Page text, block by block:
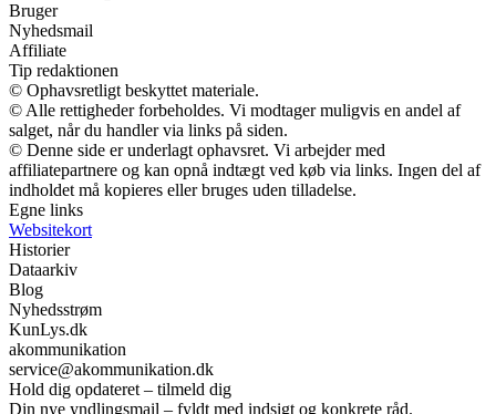
Bruger
Nyhedsmail
Affiliate
Tip redaktionen
© Ophavsretligt beskyttet materiale.
© Alle rettigheder forbeholdes. Vi modtager muligvis en andel af
salget, når du handler via links på siden.
© Denne side er underlagt ophavsret. Vi arbejder med
affiliatepartnere og kan opnå indtægt ved køb via links. Ingen del af
indholdet må kopieres eller bruges uden tilladelse.
Egne links
Websitekort
Historier
Dataarkiv
Blog
Nyhedsstrøm
KunLys.dk
akommunikation
service@akommunikation.dk
Hold dig opdateret – tilmeld dig
Din nye yndlingsmail – fyldt med indsigt og konkrete råd.